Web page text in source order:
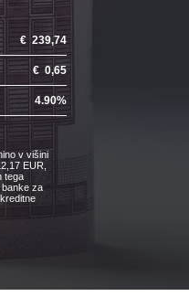
€ 239,74
€0,65
4.90%
v višini
EUR,
tega
za